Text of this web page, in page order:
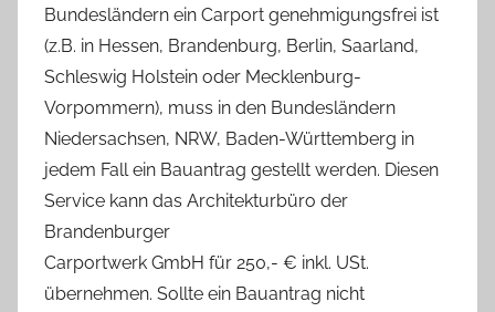
Bundesländern ein Carport genehmigungsfrei ist
(z.B. in Hessen, Brandenburg, Berlin, Saarland,
Schleswig Holstein oder Mecklenburg-
Vorpommern), muss in den Bundesländern
Niedersachsen, NRW, Baden-Württemberg in
jedem Fall ein Bauantrag gestellt werden. Diesen
Service kann das Architekturbüro der
Brandenburger
Carportwerk GmbH für 250,- € inkl. USt.
übernehmen. Sollte ein Bauantrag nicht